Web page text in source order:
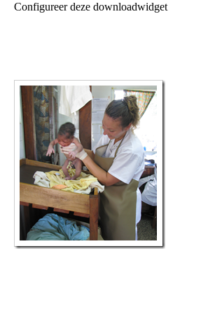
Configureer deze downloadwidget